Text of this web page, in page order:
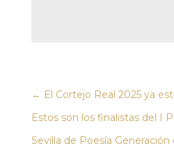
← El Cortejo Real 2025 ya
Estos son los finalistas del I
Sevilla de Poesía Generación